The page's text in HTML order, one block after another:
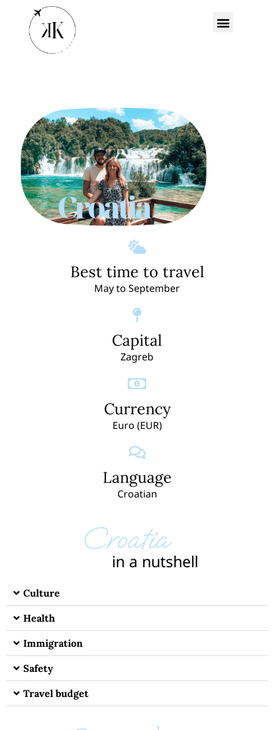
Croatia
Best time to travel
May to September
Capital
Zagreb
Currency
Euro (EUR)
Language
Croatian
Croatia
in a nutshell
Culture
Health
Immigration
Safety
Travel budget